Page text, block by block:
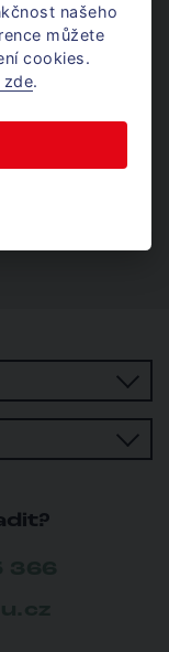
našeho
můžete
cookies.
zde.